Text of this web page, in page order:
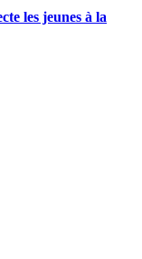
les jeunes à la